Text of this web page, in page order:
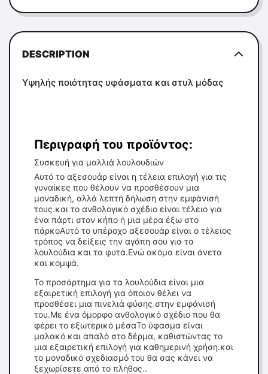
DESCRIPTION
Υψηλής ποιότητας υφάσματα και στυλ μόδας
Περιγραφή του προϊόντος:
Συσκευή για μαλλιά λουλουδιών
Αυτό το αξεσουάρ είναι η τέλεια επιλογή για τις
γυναίκες που θέλουν να προσθέσουν μια
μοναδική, αλλά λεπτή δήλωση στην εμφάνισή
τους.και το ανθολογικό σχέδιο είναι τέλειο για
ένα πάρτι στον κήπο ή μια μέρα έξω στο
πάρκοΑυτό το υπέροχο αξεσουάρ είναι ο τέλειος
τρόπος να δείξεις την αγάπη σου για τα
λουλούδια και τα φυτά.Ενώ ακόμα είναι άνετα
και κομψά.
Το προσάρτημα για τα λουλούδια είναι μια
εξαιρετική επιλογή για όποιον θέλει να
προσθέσει μια πινελιά φύσης στην εμφάνισή
του.Με ένα όμορφο ανθολογικό σχέδιο που θα
φέρει το εξωτερικό μέσαΤο ύφασμα είναι
μαλακό και απαλό στο δέρμα, καθιστώντας το
μια εξαιρετική επιλογή για καθημερινή χρήση.και
το μοναδικό σχεδιασμό του θα σας κάνει να
ξεχωρίσετε από το πλήθος..